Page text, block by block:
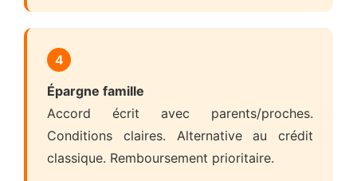
4
Épargne famille
Accord écrit avec parents/proches.
Conditions claires. Alternative au crédit
classique. Remboursement prioritaire.